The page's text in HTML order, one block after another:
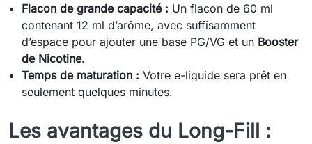
Flacon de grande capacité : Un flacon de 60 ml
contenant 12 ml d’arôme, avec suffisamment
d’espace pour ajouter une base PG/VG et un Booster
de Nicotine.
Temps de maturation : Votre e-liquide sera prêt en
seulement quelques minutes.
Les avantages du Long-Fill :